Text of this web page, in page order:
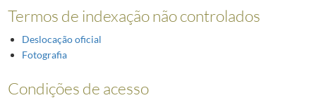
Termos de indexação não controlados
Deslocação oficial
Fotografia
Condições de acesso